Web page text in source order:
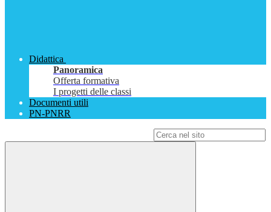
Didattica
Panoramica
Offerta formativa
I progetti delle classi
Documenti utili
PN-PNRR